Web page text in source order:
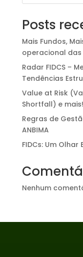
Posts
Mais Fundos,
operacional
Radar FIDCS –
Tendências
Value at Risk
Shortfall) e mais!
Regras de
ANBIMA
FIDCs: Um
Nenhum